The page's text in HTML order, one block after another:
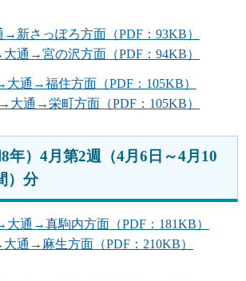
新さっぽろ方面（PDF：93KB）
通→宮の沢方面（PDF：94KB）
通→福住方面（PDF：105KB）
大通→栄町方面（PDF：105KB）
年）4月第2週（4月6日～4月10
）分
通→真駒内方面（PDF：181KB）
通→麻生方面（PDF：210KB）